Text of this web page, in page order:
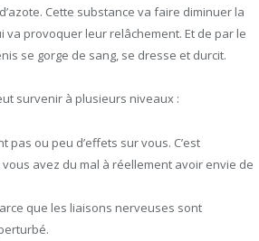
Cette substance va faire diminuer la
va provoquer leur relâchement. Et de par le
se gorge de sang, se dresse et durcit.
survenir à plusieurs niveaux :
pas ou peu d’effets sur vous. C’est
avez du mal à réellement avoir envie de
que les liaisons nerveuses sont